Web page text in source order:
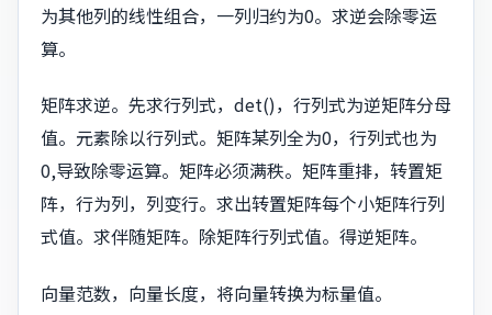
为其他列的线性组合，一列归约为0。求逆会除零运
算。
矩阵求逆。先求行列式，det()，行列式为逆矩阵分母
值。元素除以行列式。矩阵某列全为0，行列式也为
0,导致除零运算。矩阵必须满秩。矩阵重排，转置矩
阵，行为列，列变行。求出转置矩阵每个小矩阵行列
式值。求伴随矩阵。除矩阵行列式值。得逆矩阵。
向量范数，向量长度，将向量转换为标量值。